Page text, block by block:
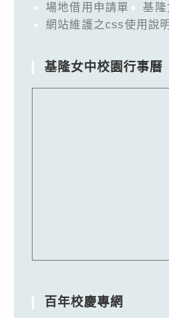
場地借用申請單
基
網站維護之css使用說明
基隆女中校園行事曆
百年校慶專網